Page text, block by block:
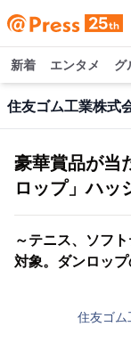
新着 エンタメ グ
住友ゴム工業株式
豪華賞品が当
ロップ」ハッ
～テニス、ソフ
対象。ダンロッ
住友ゴム